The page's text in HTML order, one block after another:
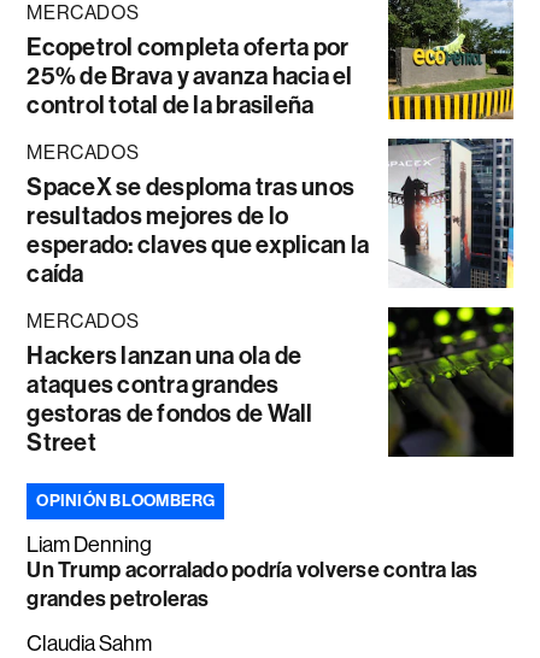
MERCADOS
Ecopetrol completa oferta por
25% de Brava y avanza hacia el
control total de la brasileña
MERCADOS
SpaceX se desploma tras unos
resultados mejores de lo
esperado: claves que explican la
caída
MERCADOS
Hackers lanzan una ola de
ataques contra grandes
gestoras de fondos de Wall
Street
OPINIÓN BLOOMBERG
Liam Denning
Un Trump acorralado podría volverse contra las
grandes petroleras
Claudia Sahm